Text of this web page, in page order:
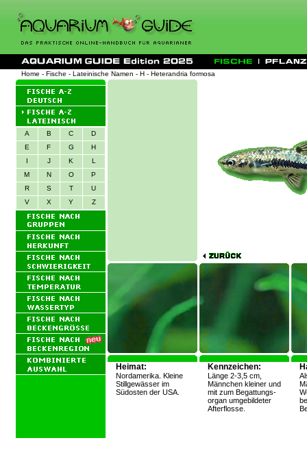
Home - Fische - Lateinische Namen - H- Heterandria formosa
A B C
D
E
F G
H
I
J K
L
M
N O
P
R
S T
U
V
X Y Z
Heimat:
Nordamerika. Kleine
Stillgewässer im
Südosten der USA.
Kennzeichen:
Länge 2-3,5 cm,
Männchen kleiner und
mit zum Begattungs-
organ umgebildeter
Afterflosse.